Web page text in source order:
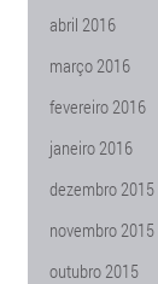
abril 2016
março 2016
fevereiro 2016
janeiro 2016
dezembro 2015
novembro 2015
outubro 2015